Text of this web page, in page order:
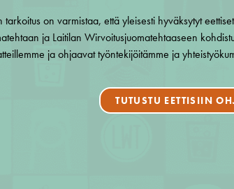
tarkoitus on varmistaa, että yleisesti hyväksytyt
ja Laitilan Wirvoitusjuomatehtaaseen
ja ohjaavat työntekijöitämme ja
TUTUSTU EETTISIIN